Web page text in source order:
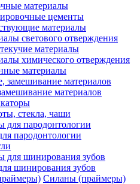
материалы
цементы
материалы
светового отверждения
материалы
химического отверждения
материалы
материалов
стекла, чаши
пародонтологии
шинирования зубов
Силаны (праймеры)